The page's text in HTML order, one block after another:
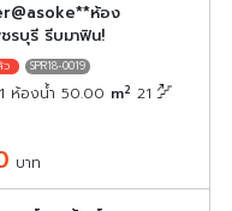
ห้อง
รบุรี รีบมาฟิน!
SPR18-0019
ห้องน้ำ 50.00 m2 21
บาท